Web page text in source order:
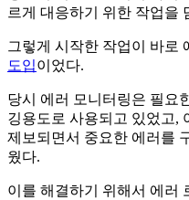
르게 대응하기 위한 작업을
그렇게 시작한 작업이 바로
도입이었다.
당시 에러 모니터링은 필요
깅용도로 사용되고 있었고,
제보되면서 중요한 에러를
웠다.
이를 해결하기 위해서 에러